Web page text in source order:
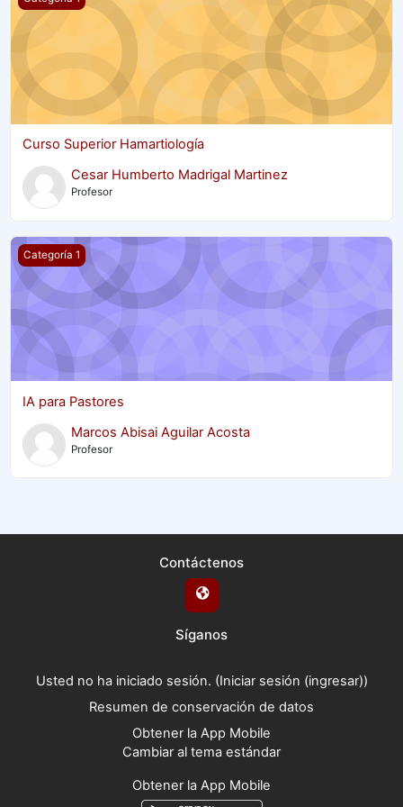
Curso Superior Hamartiología
Cesar Humberto Madrigal Martinez
Profesor
IA para Pastores
Categoría 1
IA para Pastores
Marcos Abisai Aguilar Acosta
Profesor
Contáctenos
Síganos
Usted no ha iniciado sesión. (Iniciar sesión (ingresar))
Resumen de conservación de datos
Obtener la App Mobile
Cambiar al tema estándar
Obtener la App Mobile